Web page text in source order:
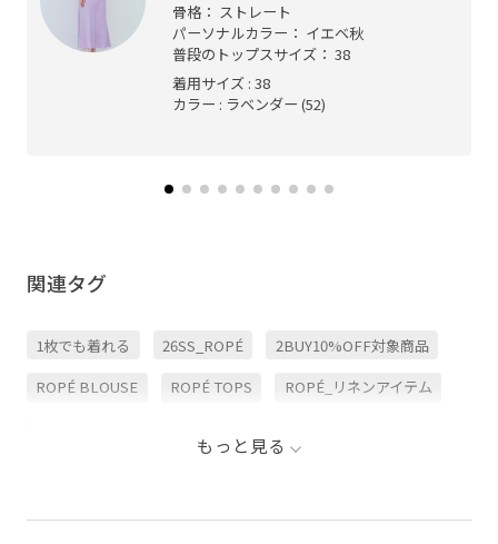
骨格： ストレート
パーソナルカラー： イエベ秋
普段のトップスサイズ： 38
着用サイズ : 38
カラー : ラベンダー (52)
関連タグ
1枚でも着れる 26SS_ROPÉ 2BUY10%OFF対象商品
ROPÉ BLOUSE ROPÉ TOPS ROPÉ_リネンアイテム
シンプル ジャケット スカート セットアップ
もっと見る